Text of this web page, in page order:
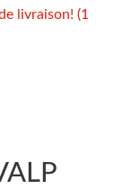
livraison! (1